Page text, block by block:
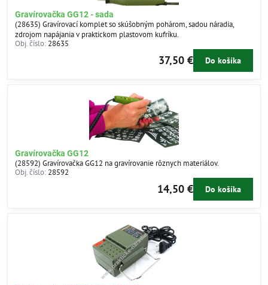
Gravírovačka GG12 - sada
(28635) Gravírovací komplet so skúšobným pohárom, sadou náradia,
zdrojom napájania v praktickom plastovom kufríku.
Obj. číslo: 28635
37,50 € Do košíka
Gravírovačka GG12
(28592) Gravírovačka GG12 na gravírovanie rôznych materiálov.
Obj. číslo: 28592
14,50 € Do košíka